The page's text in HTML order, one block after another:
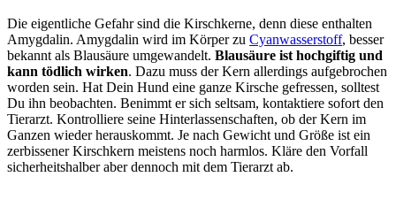
Die eigentliche Gefahr sind die Kirschkerne, denn diese enthalten
Amygdalin. Amygdalin wird im Körper zu Cyanwasserstoff, besser
bekannt als Blausäure umgewandelt. Blausäure ist hochgiftig und
kann tödlich wirken. Dazu muss der Kern allerdings aufgebrochen
worden sein. Hat Dein Hund eine ganze Kirsche gefressen, solltest
Du ihn beobachten. Benimmt er sich seltsam, kontaktiere sofort den
Tierarzt. Kontrolliere seine Hinterlassenschaften, ob der Kern im
Ganzen wieder herauskommt. Je nach Gewicht und Größe ist ein
zerbissener Kirschkern meistens noch harmlos. Kläre den Vorfall
sicherheitshalber aber dennoch mit dem Tierarzt ab.